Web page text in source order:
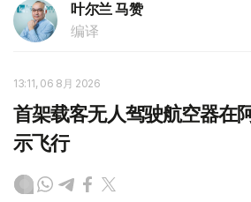
叶尔兰 马赞
编译
13:11, 06 8月 2026
首架载客无人驾驶航空器在
示飞行